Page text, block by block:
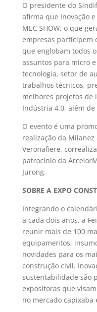
O presidente do
afirma que Inovação
MEC SHOW, o que
empresas participem
que englobam todos
assuntos para micro
tecnologia, setor de
trabalhos técnicos,
melhores projetos de
Indústria 4.0, além de
O evento é uma
realização da
Veronafiere,
patrocínio da
Jurong.
SOBRE A EXPO
Integrando o
a cada dois anos, a
reunir mais de 100
equipamentos,
novidades para os
construção civil.
sustentabilidade são
expositoras que
no mercado capixaba